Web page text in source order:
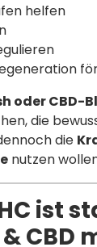
helfen
oder CBD-
die
die
nutzen
ist
CBD